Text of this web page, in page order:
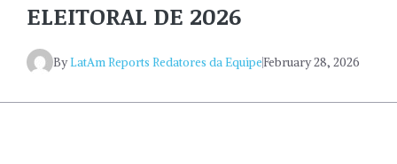
ELEITORAL DE 2026
ByLatAm Reports Redatores da EquipeFebruary 28, 2026